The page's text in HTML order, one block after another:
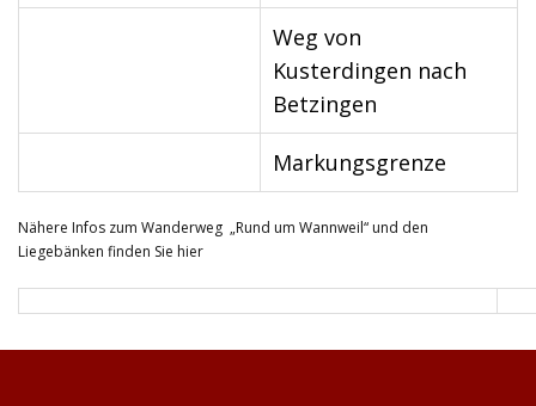
Weg von
Kusterdingen nach
Betzingen
Markungsgrenze
Nähere Infos zum Wanderweg „Rund um Wannweil“ und den
Liegebänken finden Sie hier